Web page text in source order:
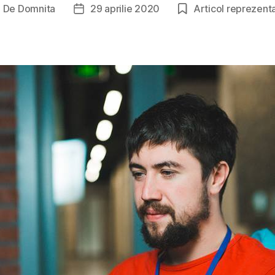
De Domnita
Dată29 aprilie 2020 Articol